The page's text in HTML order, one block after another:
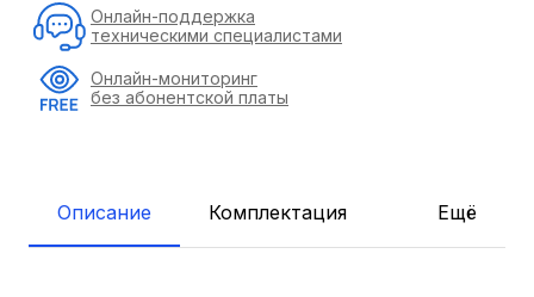
Описание Комплектация Ещё
Онлайн-поддержка
техническими специалистами
Онлайн-мониторинг
без абонентской платы